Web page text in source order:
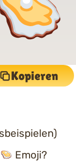
Kopieren
Emoji?